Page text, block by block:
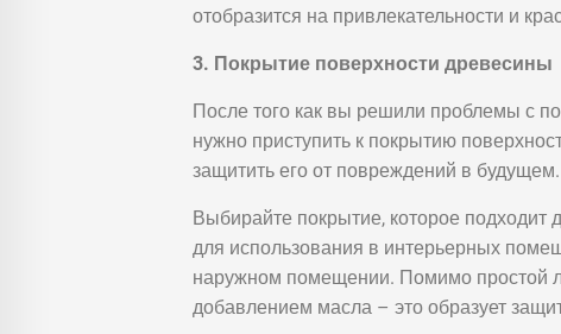
отобразится на привлекательности и
3. Покрытие поверхности древесины
После того как вы решили проблемы с
нужно приступить к покрытию
защитить его от повреждений в будущем.
Выбирайте покрытие, которое
для использования в интерьерных
наружном помещении. Помимо простой
добавлением масла – это образует